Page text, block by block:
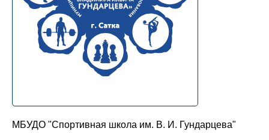
МБУДО "Спортивная школа им. В. И. Гундарцева"